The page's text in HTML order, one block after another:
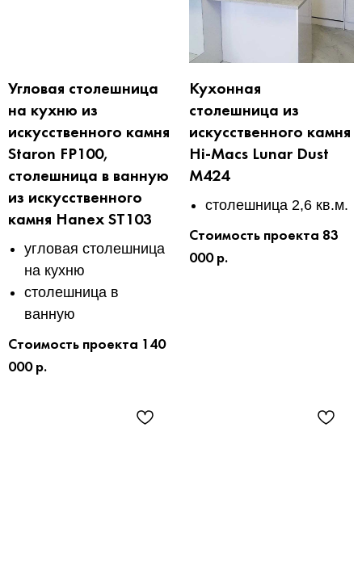
Угловая столешница
на кухню из
искусственного камня
Staron FP100,
столешница в ванную
из искусственного
камня Hanex ST103
угловая столешница
на кухню
столешница в
ванную
Стоимость проекта 140
000 р.
Кухонная
столешница из
искусственного камня
Hi-Macs Lunar Dust
M424
столешница 2,6 кв.м.
Стоимость проекта 83
000 р.